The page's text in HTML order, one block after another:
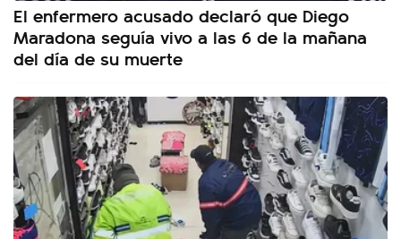
El enfermero acusado declaró que Diego
Maradona seguía vivo a las 6 de la mañana
del día de su muerte